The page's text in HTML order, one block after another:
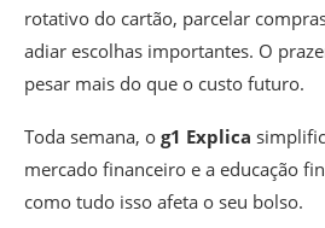
rotativo do cartão, parcelar
adiar escolhas importantes. O
pesar mais do que o custo futuro.
Toda semana, o g1 Explica
mercado financeiro e a educação
como tudo isso afeta o seu bolso.